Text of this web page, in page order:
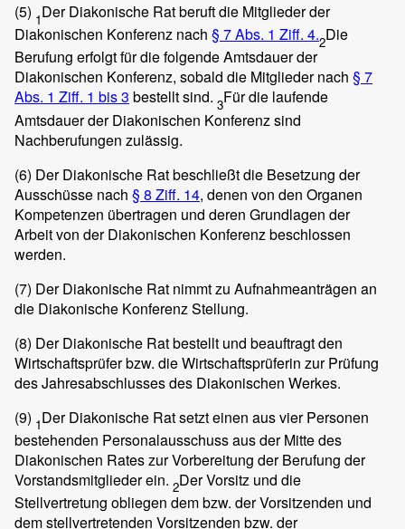
(5) 1Der Diakonische Rat beruft die Mitglieder der
Diakonischen Konferenz nach § 7 Abs. 1 Ziff. 4.2Die
Berufung erfolgt für die folgende Amtsdauer der
Diakonischen Konferenz, sobald die Mitglieder nach § 7
Abs. 1 Ziff. 1 bis 3 bestellt sind. 3Für die laufende
Amtsdauer der Diakonischen Konferenz sind
Nachberufungen zulässig.
(6) Der Diakonische Rat beschließt die Besetzung der
Ausschüsse nach § 8 Ziff. 14, denen von den Organen
Kompetenzen übertragen und deren Grundlagen der
Arbeit von der Diakonischen Konferenz beschlossen
werden.
(7) Der Diakonische Rat nimmt zu Aufnahmeanträgen an
die Diakonische Konferenz Stellung.
(8) Der Diakonische Rat bestellt und beauftragt den
Wirtschaftsprüfer bzw. die Wirtschaftsprüferin zur Prüfung
des Jahresabschlusses des Diakonischen Werkes.
(9) 1Der Diakonische Rat setzt einen aus vier Personen
bestehenden Personalausschuss aus der Mitte des
Diakonischen Rates zur Vorbereitung der Berufung der
Vorstandsmitglieder ein. 2Der Vorsitz und die
Stellvertretung obliegen dem bzw. der Vorsitzenden und
dem stellvertretenden Vorsitzenden bzw. der